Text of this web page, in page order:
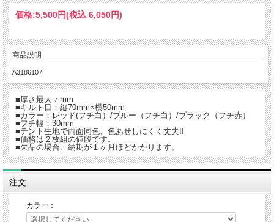
価格:5,500円(税込 6,050円)
商品説明
A3186107
■厚さ最大７mm
■キルト目：縦70mm×横50mm
■カラー：レッド(フチ白）/ブルー（フチ白）/ブラック（フチ赤）
■フチ幅：30mm
■テント生地で両面同色、色あせしにくく丈夫!!
■価格は２枚組の値段です。
■欠品の場合、納期が１ヶ月ほどかかります。
注文
カラー：